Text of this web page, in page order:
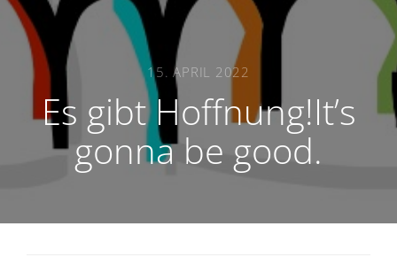
15. APRIL 2022
Es gibt Hoffnung!It’s
gonna be good.